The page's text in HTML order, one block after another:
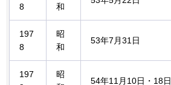
8
和
197
8
昭
和
53年7月31日
197
昭
54年11月10日・18日